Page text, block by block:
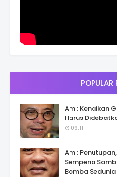
POPULAR
Am : Kenaikan
Harus
09:11
Am :
Sempena
Bomba